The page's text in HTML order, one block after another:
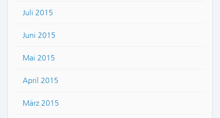
Juli 2015
Juni 2015
Mai 2015
April 2015
März 2015